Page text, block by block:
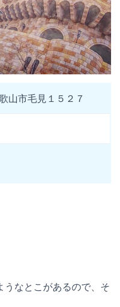
山市毛見１５２７
うなとこがあるので、そ